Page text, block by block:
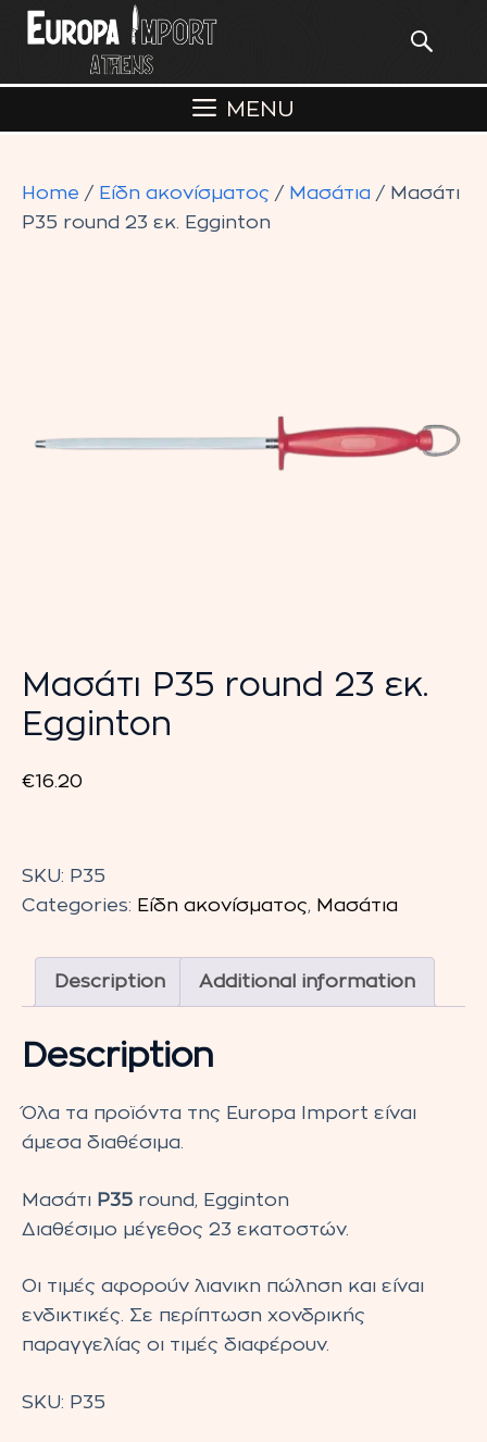
Skip
MENU
Home / Είδη ακονίσματος / Μασάτια / Μασάτι
P35 round 23 εκ. Egginton
Μασάτι P35 round 23 εκ.
Egginton
€16.20
P35
round
εκ.
Egginton
SKU: P35
Categories: Είδη ακονίσματος, Μασάτια
Description Additional information
Description
Όλα τα προϊόντα της Europa Import είναι
άμεσα διαθέσιμα.
Μασάτι P35 round, Egginton
Διαθέσιμο μέγεθος 23 εκατοστών.
Οι τιμές αφορούν λιανικη πώληση και είναι
ενδικτικές. Σε περίπτωση χονδρικής
παραγγελίας οι τιμές διαφέρουν.
SKU: P35